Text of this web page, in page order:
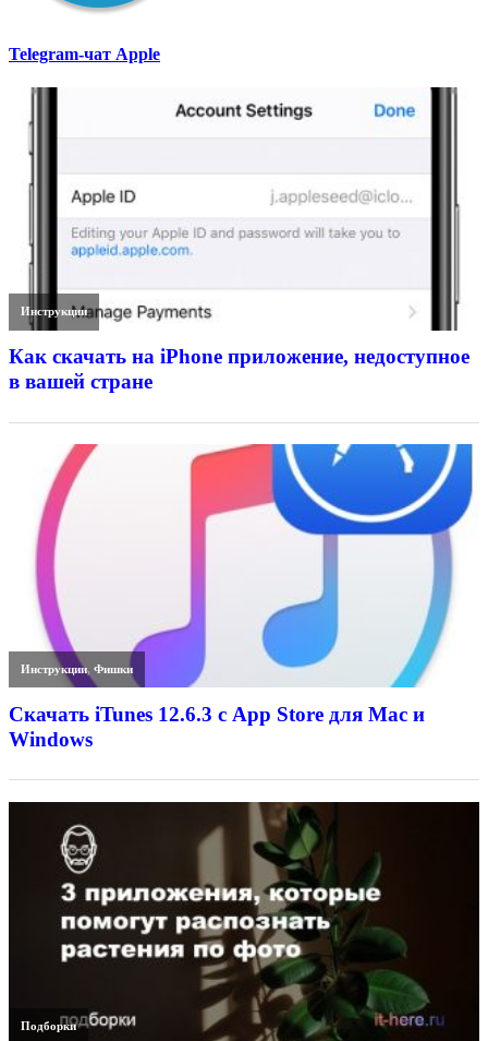
Telegram-чат Apple
Инструкции
Как скачать на iPhone приложение, недоступное
в вашей стране
Инструкции,Фишки
Скачать iTunes 12.6.3 с App Store для Mac и
Windows
Подборки